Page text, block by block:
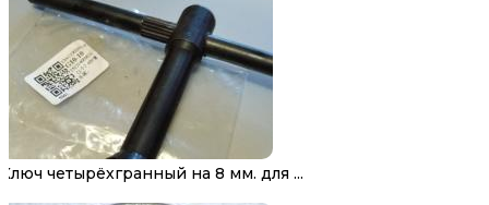
Ключ четырёхгранный на 8 мм. для ...